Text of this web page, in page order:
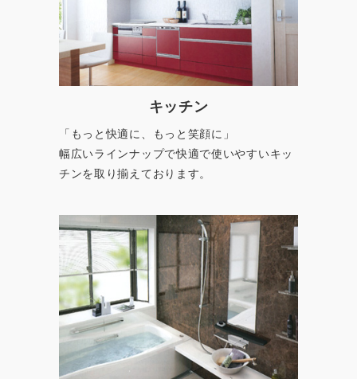
キッチン
幅広いラインナップで快適で使いやすいキッ
チンを取り揃えております。
浴室